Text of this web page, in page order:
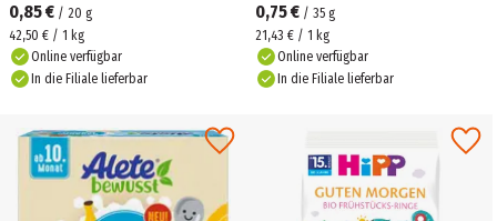
0,85 € / 20 g
42,50 € / 1 kg
Online verfügbar
In die Filiale lieferbar
0,75 € / 35 g
21,43 € / 1 kg
Online verfügbar
In die Filiale lieferbar